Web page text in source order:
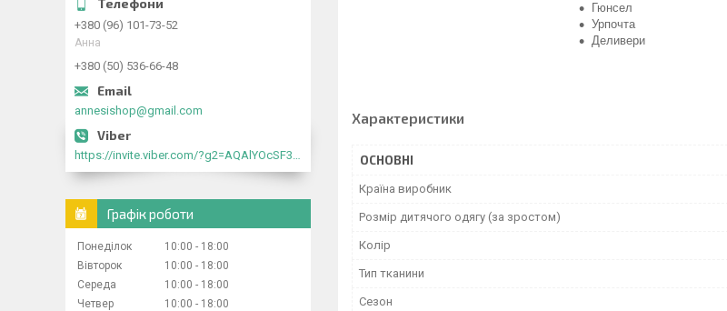
Гюнсел
Урпочта
Деливери
Характеристики
ОСНОВНІ
Країна виробник
Розмір дитячого одягу (за зростом)
Колір
Тип тканини
Сезон
+380 (96) 101-73-52
Анна
+380 (50) 536-66-48
annesishop@gmail.com
https://invite.viber.com/?g2=AQAlYOcSF30rb0kdJdojYDWtk4sNE5eWPg2Om5jJmRlpJwnTwfwnCzMMxer2vioZ"
Графік роботи
Понеділок 10:00
18:00
Вівторок
10:00
18:00
Середа
10:00
18:00
Четвер
10:00
18:00